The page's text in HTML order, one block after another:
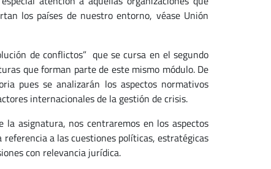
los países de nuestro entorno, véase Unión
de conflictos” que se cursa en el segundo
que forman parte de este mismo módulo. De
pues se analizarán los aspectos normativos
internacionales de la gestión de crisis.
asignatura, nos centraremos en los aspectos
a las cuestiones políticas, estratégicas
con relevancia jurídica.